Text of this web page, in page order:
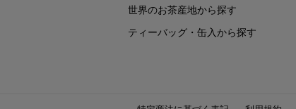
世界のお茶産地から探す
ティーバッグ・缶入から探す